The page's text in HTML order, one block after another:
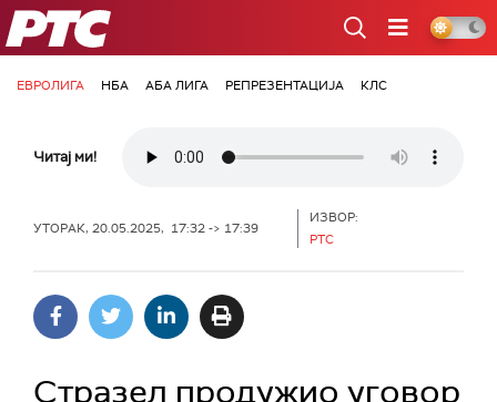
РТС
ЕВРОЛИГА НБА АБА ЛИГА РЕПРЕЗЕНТАЦИЈА КЛС
Читај ми!
УТОРАК, 20.05.2025, 17:32 -> 17:39
ИЗВОР:
РТС
Стразел продужио уговор